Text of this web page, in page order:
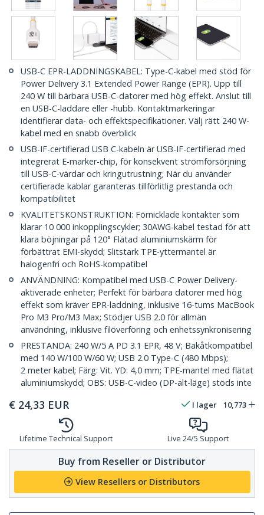
USB-C EPR-LADDNINGSKABEL: Type-C-kabel med stöd för
Power Delivery 3.1 Extended Power Range (EPR). Upp till
240 W till bärbara USB-C-datorer med hög effekt. Anslut till
en USB-C-laddare eller -hubb. Kontaktmarkeringar
identifierar data- och effektspecifikationer. Välj rätt 240 W-
kabel med en snabb överblick
USB-IF-certifierad USB C-kabeln är USB-IF-certifierad med
integrerat E-marker-chip, för konsekvent strömförsörjning
till USB-C-värdar och kringutrustning; När du använder
certifierade kablar garanteras tillförlitlig prestanda och
kompatibilitet
KVALITETSKONSTRUKTION: Förnicklade kontakter som
klarar 10 000 inkopplingscykler; 30AWG-kabel testad för att
klara böjningar på 120° Flätad aluminiumskärm för
förbättrat EMI-skydd; Slitstark TPE-yttermantel är
halogenfri och RoHS-kompatibel
ANVÄNDNING: Kompatibel med USB-C Power Delivery-
aktiverade enheter; Perfekt för bärbara datorer med hög
effekt som kräver EPR-laddning, inklusive 16-tums MacBook
Pro M3 Pro/M3 Max; Stödjer USB 2.0 för allmän
användning, inklusive filöverföring och enhetssynkronisering
PRESTANDA: 240 W/5 A PD 3.1 EPR, 48 V; Bakåtkompatibel
med 140 W/100 W/60 W; USB 2.0 Type-C (480 Mbps);
2 meter kabel; Färg: Vit. YD: 4,0 mm; TPE-mantel med flätat
aluminiumskydd; OBS: USB-C-video (DP-alt-läge) stöds inte
€ 24,33 EUR I lager 10,773
Lifetime Technical Support Live 24/5 Support
Buy from Reseller or Distributor
View Resellers or Distributors